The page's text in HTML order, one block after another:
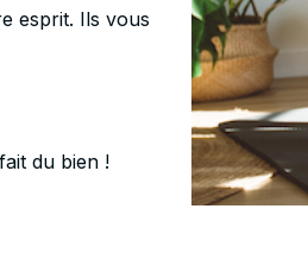
esprit. Ils vous
du bien !